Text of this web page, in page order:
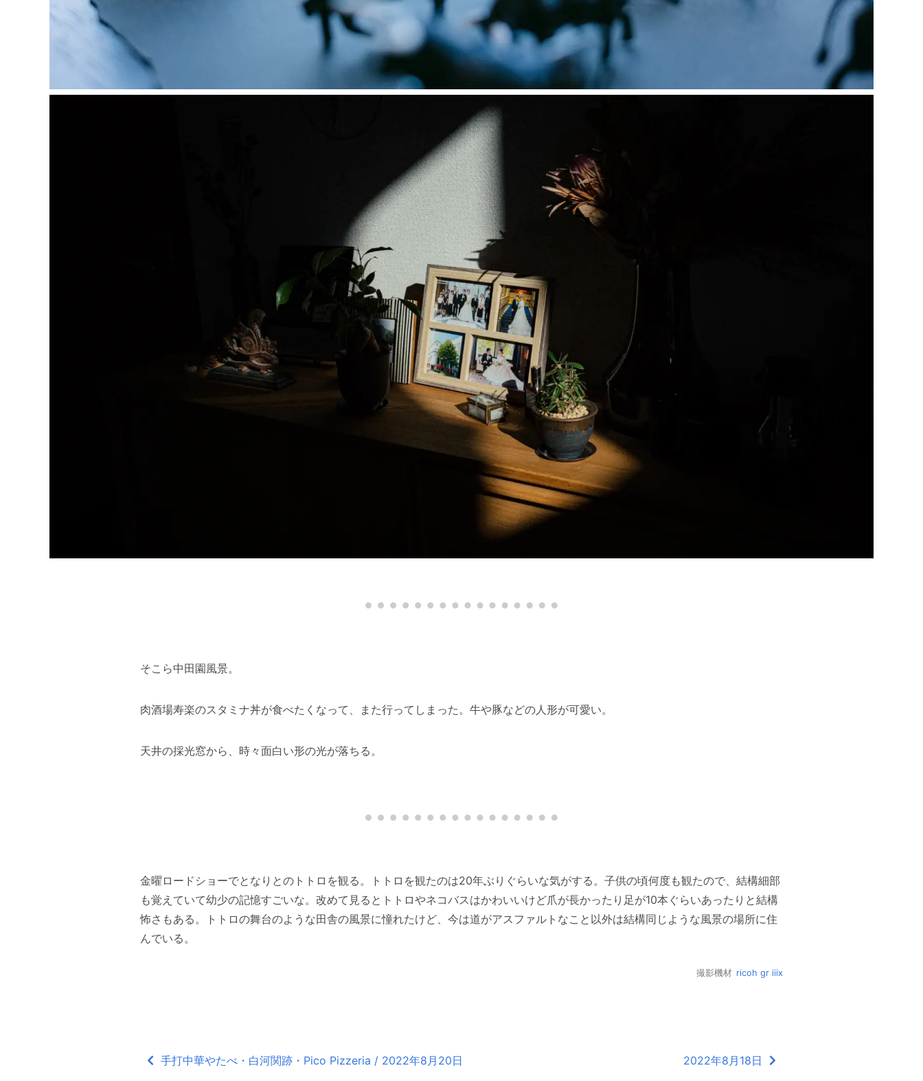
そこら中田園風景。
肉酒場寿楽のスタミナ丼が食べたくなって、また行ってしまった。牛や豚などの人形が可愛い。
天井の採光窓から、時々面白い形の光が落ちる。
金曜ロードショーでとなりとのトトロを観る。トトロを観たのは20年ぶりぐらいな気がする。子供の頃何度も観たので、結構細部
も覚えていて幼少の記憶すごいな。改めて見るとトトロやネコバスはかわいいけど爪が長かったり足が10本ぐらいあったりと結構
怖さもある。トトロの舞台のような田舎の風景に憧れたけど、今は道がアスファルトなこと以外は結構同じような風景の場所に住
んでいる。
撮影機材 ricoh gr iiix
手打中華やたべ・白河関跡・Pico Pizzeria / 2022年8月20日 2022年8月18日